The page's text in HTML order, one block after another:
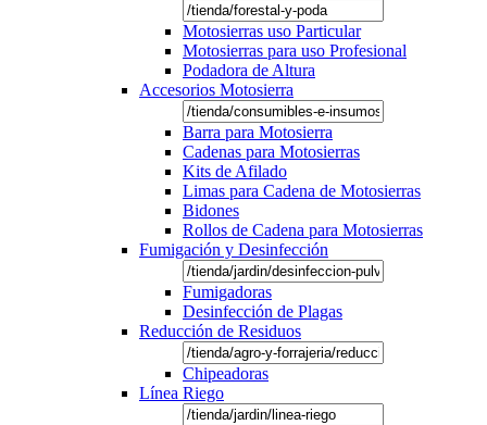
Motosierras uso Particular
Motosierras para uso Profesional
Podadora de Altura
Accesorios Motosierra
Barra para Motosierra
Cadenas para Motosierras
Kits de Afilado
Limas para Cadena de Motosierras
Bidones
Rollos de Cadena para Motosierras
Fumigación y Desinfección
Fumigadoras
Desinfección de Plagas
Reducción de Residuos
Chipeadoras
Línea Riego